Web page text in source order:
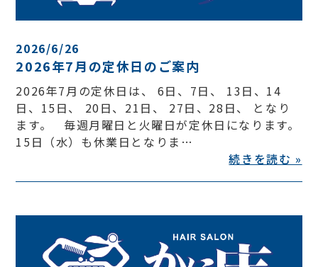
2026/6/26
2026年7月の定休日のご案内
2026年7月の定休日は、 6日、7日、 13日、14
日、15日、 20日、21日、 27日、28日、 となり
ます。 毎週月曜日と火曜日が定休日になります。
15日（水）も休業日となりま…
続きを読む »